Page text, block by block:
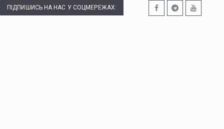
ПІДПИШИСЬ НА НАС У СОЦМЕРЕЖАХ: